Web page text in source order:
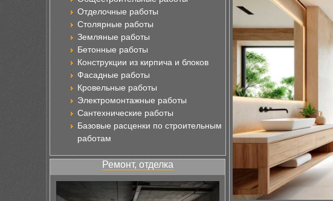
Отделочные работы
Столярные работы
Земляные работы
Бетонные работы
Конструкции из кирпича и блоков
Фасадные работы
Кровельные работы
Электромонтажные работы
Сантехнические работы
Базовые расценки по строительным
работам
Ремонт, отделка